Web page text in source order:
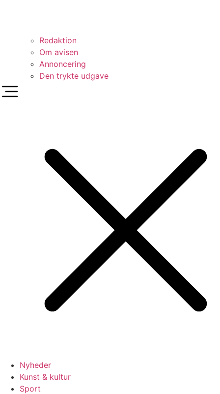
Redaktion
Om avisen
Annoncering
Den trykte udgave
Nyheder
Kunst & kultur
Sport